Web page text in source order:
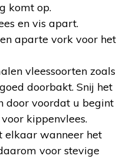
komt op.
en vis apart.
aparte vork voor het
vleessoorten zoals
doorbakt. Snij het
door voordat u begint
kippenvlees.
elkaar wanneer het
voor stevige